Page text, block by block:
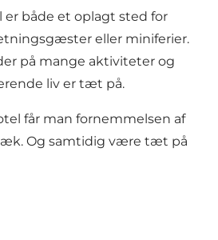
er både et oplagt sted for
eller miniferier.
på mange aktiviteter og
liv er tæt på.
får man fornemmelsen af
Og samtidig være tæt på